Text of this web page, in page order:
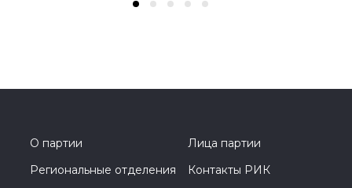
О партии
Лица партии
Региональные отделения
Контакты РИК